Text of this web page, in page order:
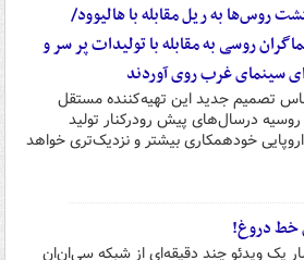
روس‌ها به ریل مقابله با هالیوود/
روسی به مقابله با تولیدات پر سر و
سینمای غرب روی آوردند
تصمیم جدید این تهیه‌کننده مستقل
درسال‌های پیش رودرکنار تولید
خودهمکاری بیشتر و نزدیک‌تری خواهد
خط دروغ!
یک ویدئو چند دقیقه‌ای از شبکه سی‌ان‌ان